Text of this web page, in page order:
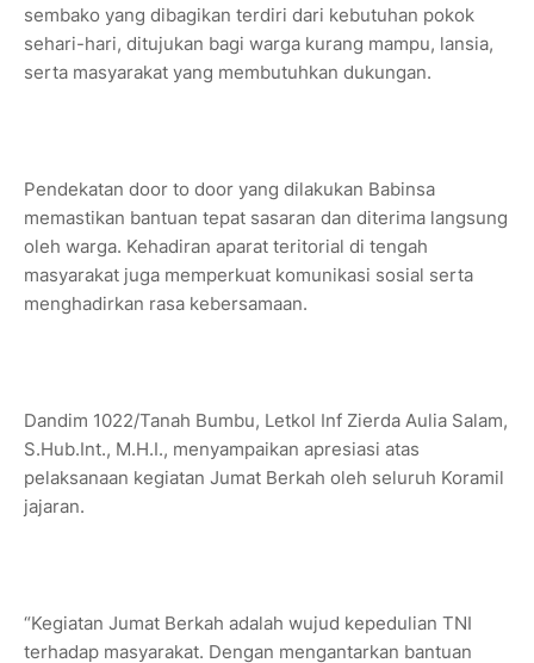
sembako yang dibagikan terdiri dari kebutuhan pokok
sehari-hari, ditujukan bagi warga kurang mampu, lansia,
serta masyarakat yang membutuhkan dukungan.
Pendekatan door to door yang dilakukan Babinsa
memastikan bantuan tepat sasaran dan diterima langsung
oleh warga. Kehadiran aparat teritorial di tengah
masyarakat juga memperkuat komunikasi sosial serta
menghadirkan rasa kebersamaan.
Dandim 1022/Tanah Bumbu, Letkol Inf Zierda Aulia Salam,
S.Hub.Int., M.H.I., menyampaikan apresiasi atas
pelaksanaan kegiatan Jumat Berkah oleh seluruh Koramil
jajaran.
“Kegiatan Jumat Berkah adalah wujud kepedulian TNI
terhadap masyarakat. Dengan mengantarkan bantuan